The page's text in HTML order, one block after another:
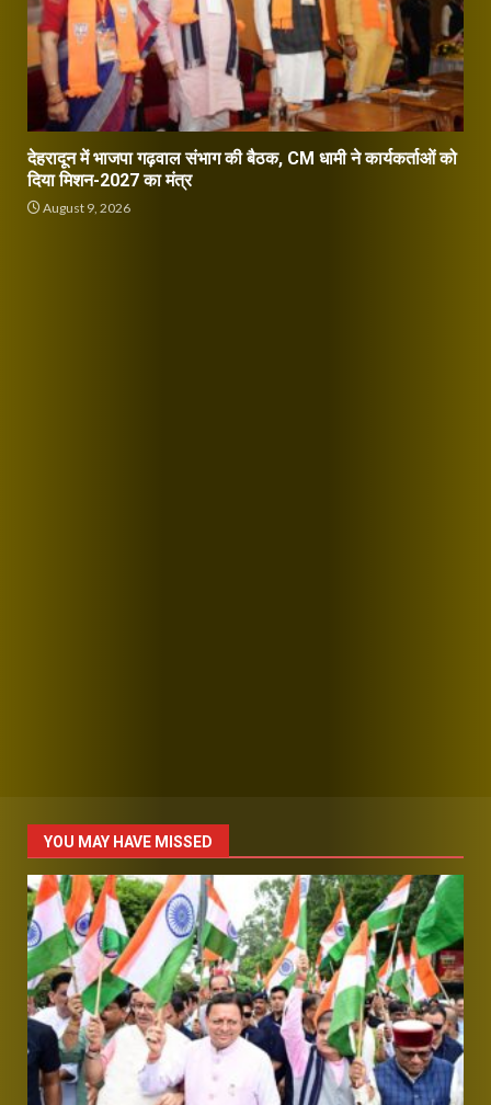
देहरादून में भाजपा गढ़वाल संभाग की बैठक, CM धामी ने कार्यकर्ताओं को
दिया मिशन-2027 का मंत्र
August 9, 2026
YOU MAY HAVE MISSED